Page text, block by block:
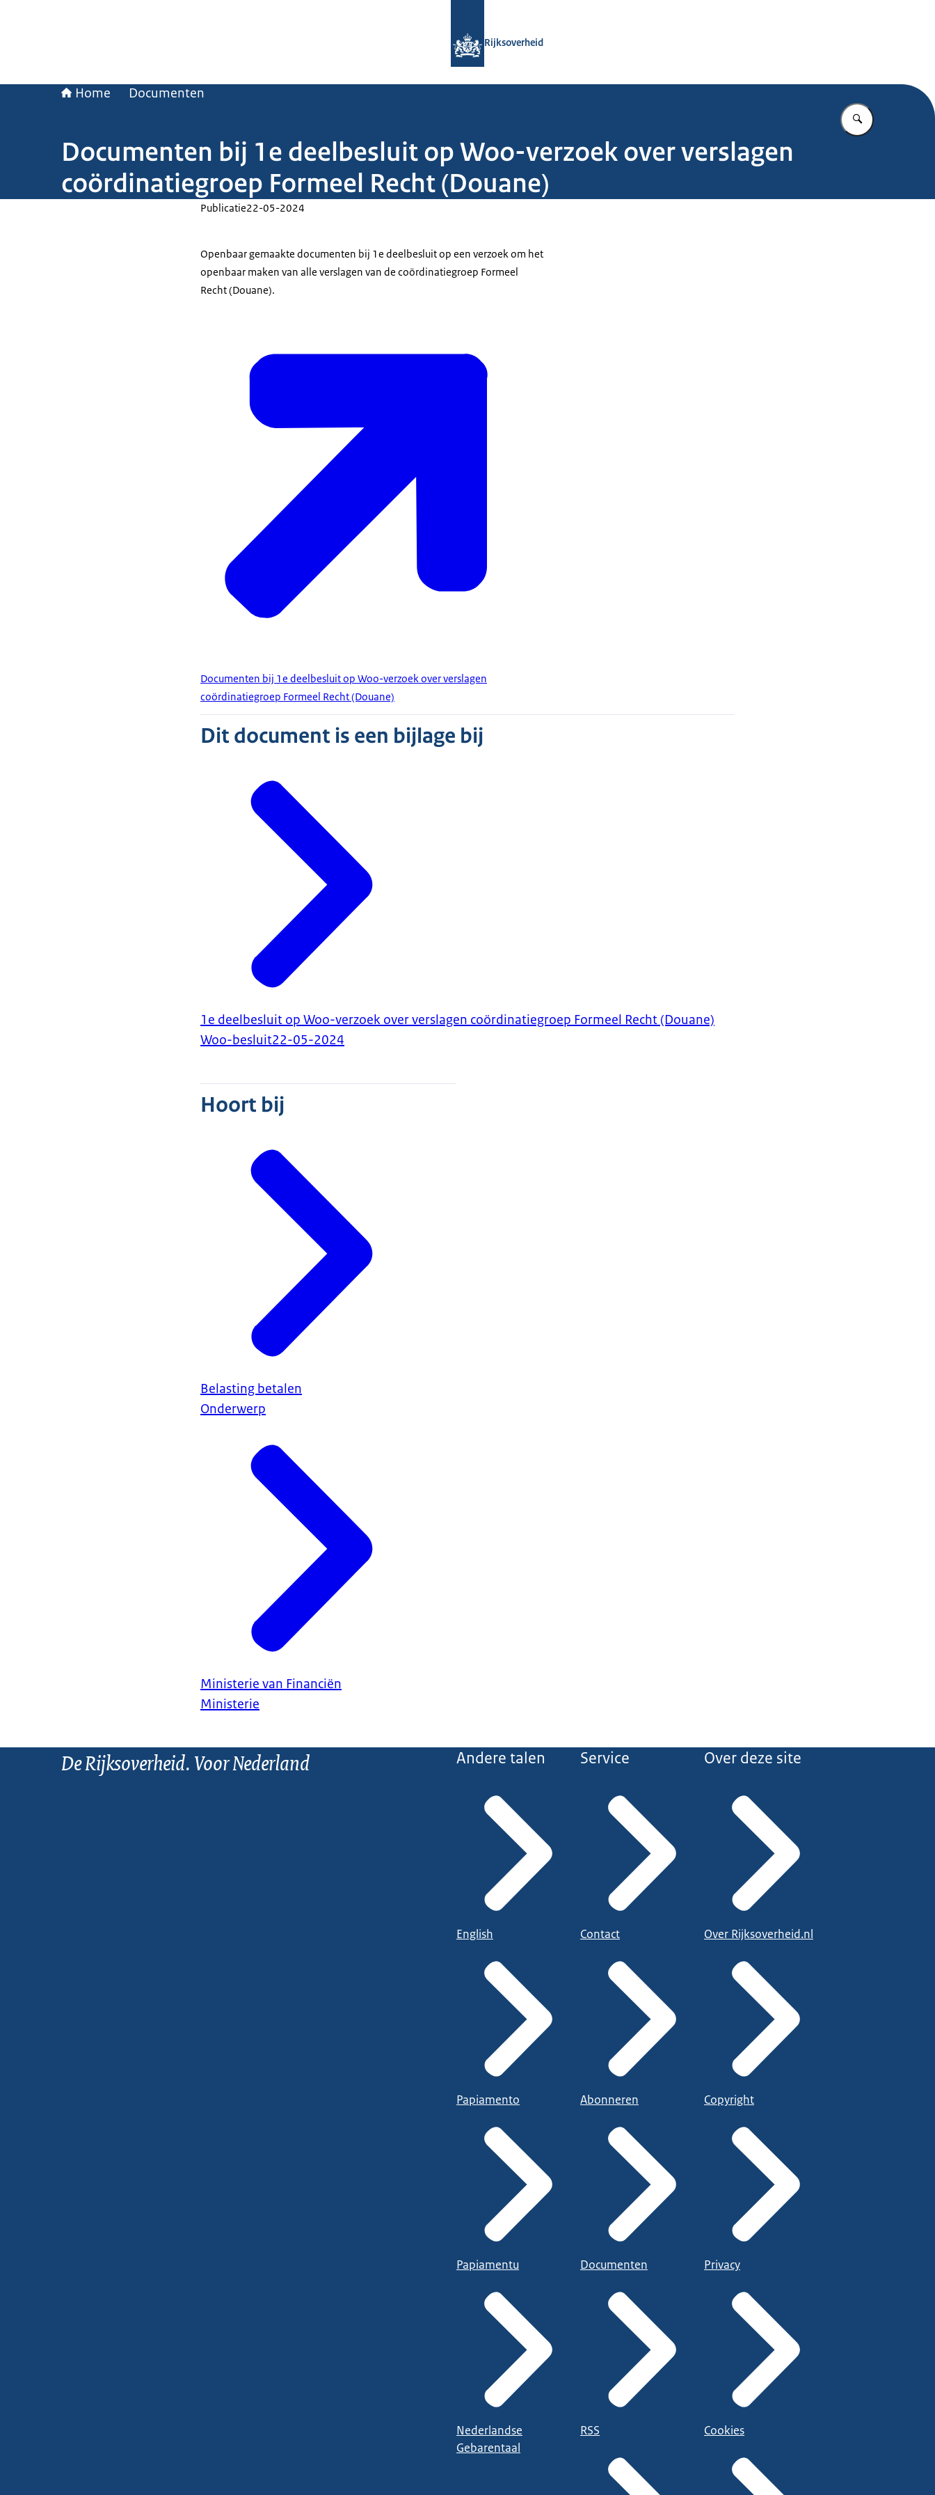
Rijksoverheid
Home Documenten
Vul in wat u
Documenten bij 1e deelbesluit op Woo-verzoek over verslagen
coördinatiegroep Formeel Recht (Douane)
Publicatie22-05-2024
Openbaar gemaakte documenten bij 1e deelbesluit op een verzoek om het
openbaar maken van alle verslagen van de coördinatiegroep Formeel
Recht (Douane).
Documenten bij 1e deelbesluit op Woo-verzoek over verslagen
coördinatiegroep Formeel Recht (Douane)
Dit document is een bijlage bij
1e deelbesluit op Woo-verzoek over verslagen coördinatiegroep Formeel Recht (Douane)
Woo-besluit22-05-2024
Hoort bij
Belasting betalen
Onderwerp
Ministerie van Financiën
Ministerie
De Rijksoverheid. Voor Nederland Andere talen
English
Papiamento
Papiamentu
Nederlandse
Gebarentaal
Service
Contact
Abonneren
Documenten
RSS
Over deze site
Over Rijksoverheid.nl
Copyright
Privacy
Cookies